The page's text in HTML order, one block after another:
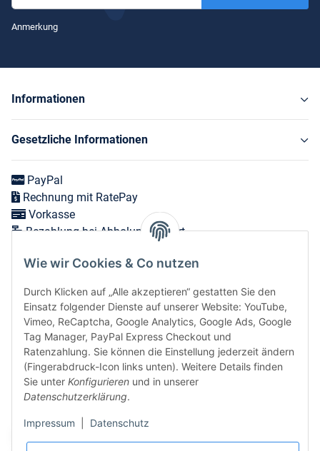
Wie wir Cookies & Co nutzen
Durch Klicken auf „Alle akzeptieren“ gestatten Sie den
Einsatz folgender Dienste auf unserer Website: YouTube,
Vimeo, ReCaptcha, Google Analytics, Google Ads, Google
Tag Manager, PayPal Express Checkout und
Ratenzahlung. Sie können die Einstellung jederzeit ändern
(Fingerabdruck-Icon links unten). Weitere Details finden
Sie unter Konfigurieren und in unserer
Datenschutzerklärung.
Impressum Datenschutz
Anmerkung
Informationen
Gesetzliche Informationen
PayPal
Rechnung mit RatePay
Vorkasse
Bezahlung bei Abholung vor Ort
Versand in 1-3 Werktagen innerhalb Deutschlands
Expressversand zum nächsten Werktag bei Bestellungen
bis 12 Uhr möglich
Vertrag widerrufen
Sicher bezahlen via: